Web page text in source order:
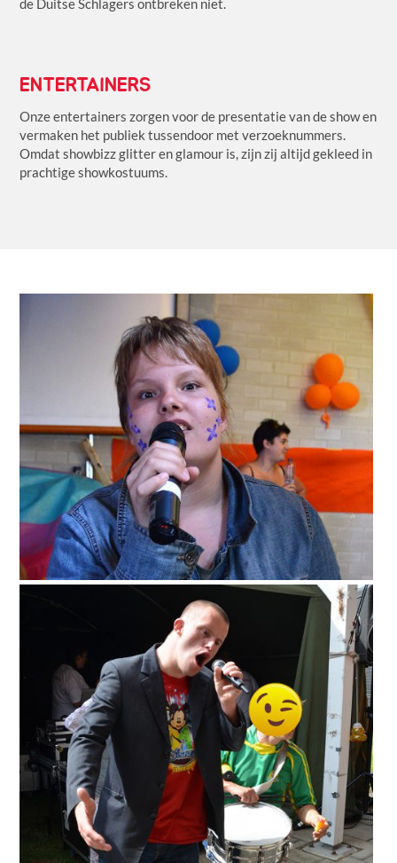
de Duitse Schlagers ontbreken niet.
ENTERTAINERS
Onze entertainers zorgen voor de presentatie van de show en
vermaken het publiek tussendoor met verzoeknummers.
Omdat showbizz glitter en glamour is, zijn zij altijd gekleed in
prachtige showkostuums.